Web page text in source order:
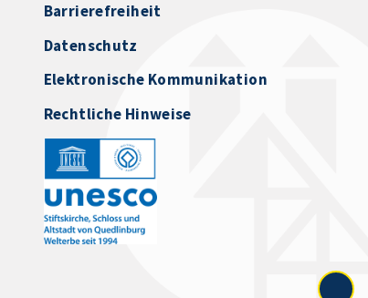
Barrierefreiheit
Datenschutz
Elektronische Kommunikation
Rechtliche Hinweise